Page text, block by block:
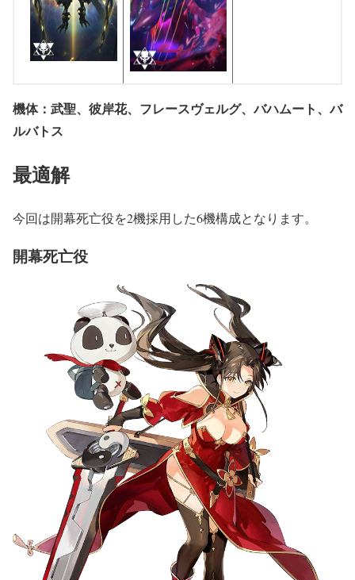
機体：武聖、彼岸花、フレースヴェルグ、バハムート、バ
ルバトス
最適解
今回は開幕死亡役を2機採用した6機構成となります。
開幕死亡役